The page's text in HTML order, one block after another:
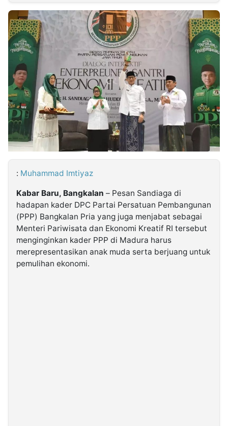
INDONESIA
Partner
Insight
NTB
Suara
Time
Lens
IDN
Daily
Jogja
Jalan
Rakyat
Idealita
News
Kita
Notice
Dinamikapost.com
Radar
Baru
Seedbacklink
Follow
Kabarbaru
Kabarbaru.co
: Muhammad Imtiyaz
Kabar Baru, Bangkalan – Pesan Sandiaga di
hadapan kader DPC Partai Persatuan Pembangunan
(PPP) Bangkalan Pria yang juga menjabat sebagai
Menteri Pariwisata dan Ekonomi Kreatif RI tersebut
menginginkan kader PPP di Madura harus
merepresentasikan anak muda serta berjuang untuk
pemulihan ekonomi.